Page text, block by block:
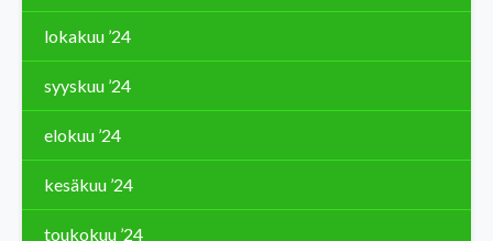
lokakuu ’24
syyskuu ’24
elokuu ’24
kesäkuu ’24
toukokuu ’24